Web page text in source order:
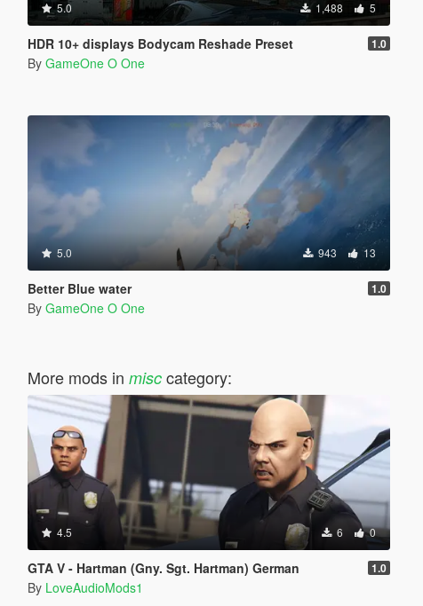
5.0 1,488 5
HDR 10+ displays Bodycam Reshade Preset 1.0
By GameOne O One
5.0 943 13
Better Blue water 1.0
By GameOne O One
More mods in misccategory:
4.5 6 0
GTA V - Hartman (Gny. Sgt. Hartman) German 1.0
By LoveAudioMods1